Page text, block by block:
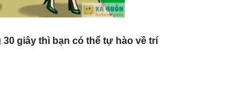
giây thì bạn có thể tự hào về trí